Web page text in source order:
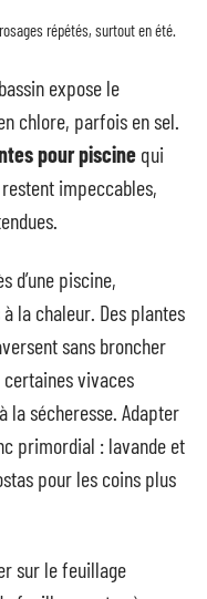
répétés, surtout en été.
expose le
chlore, parfois en sel.
pour piscine qui
impeccables,
d’une piscine,
la chaleur. Des plantes
sans broncher
certaines vivaces
sécheresse. Adapter
primordial : lavande et
pour les coins plus
sur le feuillage